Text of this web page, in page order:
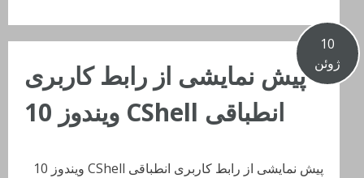
10
ژوئن پیش نمایشی از رابط کاربری
انطباقی CShell ویندوز 10
پیش نمایشی از رابط کاربری انطباقی CShell ویندوز 10